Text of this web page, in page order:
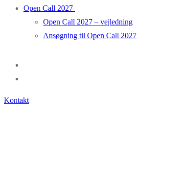
Open Call 2027
Open Call 2027 – vejledning
Ansøgning til Open Call 2027
Kontakt